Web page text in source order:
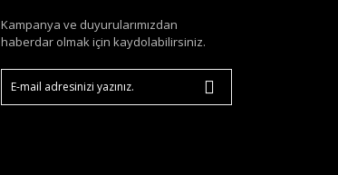
Kampanya ve duyurularımızdan
haberdar olmak için kaydolabilirsiniz.